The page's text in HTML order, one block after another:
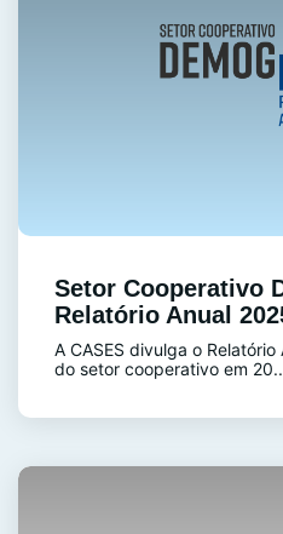
Setor Cooperativo
Relatório Anual
A CASES divulga o
do setor cooperativo em